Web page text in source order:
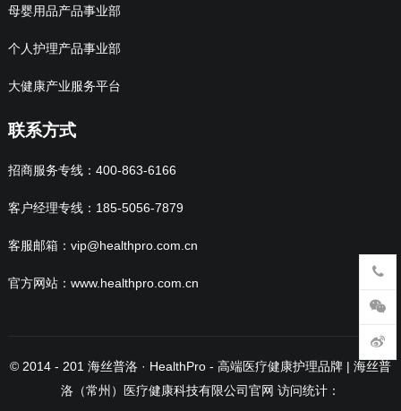
母婴用品产品事业部
个人护理产品事业部
大健康产业服务平台
联系方式
招商服务专线：400-863-6166
客户经理专线：185-5056-7879
客服邮箱：vip@healthpro.com.cn
官方网站：www.healthpro.com.cn
© 2014 - 201 海丝普洛 · HealthPro- 高端医疗健康护理品牌 | 海丝普
洛（常州）医疗健康科技有限公司官网 访问统计：